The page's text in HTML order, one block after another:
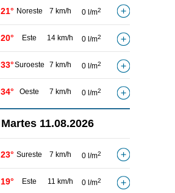
21° Noreste 7 km/h 0 l/m2
20° Este 14 km/h 0 l/m2
33°Suroeste 7 km/h 0 l/m2
34° Oeste 7 km/h 0 l/m2
Martes 11.08.2026
23° Sureste 7 km/h 0 l/m2
19° Este 11 km/h 0 l/m2